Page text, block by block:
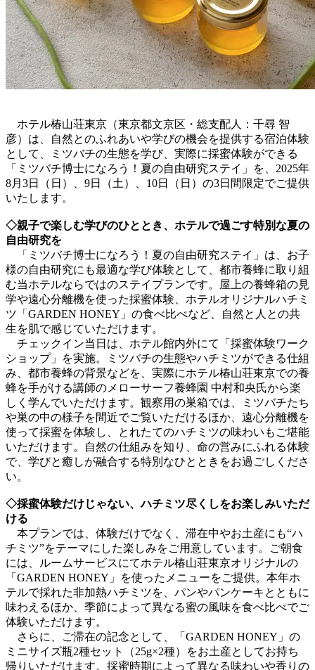
ホテル椿山荘東京（東京都文京区・総支配人：千尋 智
彦）は、自然とのふれあいや学びの機会を提供する宿泊体験
として、ミツバチの生態を学び、実際に採蜜体験ができる
「ミツバチ博士になろう！夏の自由研究ステイ」を、2025年
8月3日（日）、9日（土）、10日（日）の3日間限定でご提供
いたします。
◇親子で楽しむ学びのひととき、ホテルで過ごす特別な夏の
自由研究を
「ミツバチ博士になろう！夏の自由研究ステイ」は、お子
様の自由研究にも最適な学び体験として、都市養蜂に取り組
む当ホテルならではのステイプランです。屋上の養蜂箱の見
学や遠心分離機を使った採蜜体験、ホテルオリジナルハチミ
ツ「GARDEN HONEY」の食べ比べなど、自然と人との共
生を肌で感じていただけます。
チェックイン当日は、ホテル館内外にて「採蜜体験ワーク
ショップ」を実施。ミツバチの生態やハチミツができる仕組
み、都市養蜂の背景などを、実際にホテル椿山荘東京での養
蜂を手がける講師のメローサーフ養蜂園 中村和央氏から楽
しく学んでいただけます。観察用の巣箱では、ミツバチたち
や巣の中の様子を間近でご覧いただけるほか、遠心分離機を
使って採蜜を体験し、とれたてのハチミツの味わいもご堪能
いただけます。自然の仕組みを知り、命の営みにふれる体験
で、学びと癒しが融合する特別なひとときをお過ごしくださ
い。
◇採蜜体験だけじゃない、ハチミツ尽くしをお楽しみいただ
ける
本プランでは、体験だけでなく、滞在中やお土産にも“ハ
チミツ”をテーマにした楽しみをご用意しています。ご朝食
には、ルームサービスにてホテル椿山荘東京オリジナルの
「GARDEN HONEY」を使ったメニューをご提供。本年ホ
テルで採れた非加熱ハチミツを、パンやパンケーキとともに
味わえるほか、季節によって異なる蜜の風味を食べ比べでご
体験いただけます。
さらに、ご滞在の記念として、「GARDEN HONEY」の
ミニサイズ瓶2種セット（25g×2種）をお土産としてお持ち
帰りいただけます。採蜜時期によって異なる味わいや香りの